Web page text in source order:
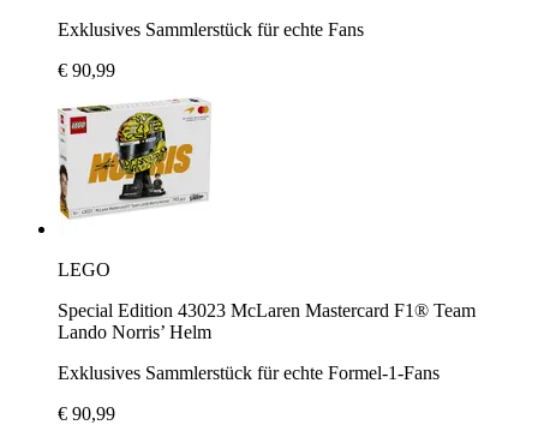
Exklusives Sammlerstück für echte Fans
€ 90,99
LEGO
Special Edition 43023 McLaren Mastercard F1® Team
Lando Norris’ Helm
Exklusives Sammlerstück für echte Formel-1-Fans
€ 90,99